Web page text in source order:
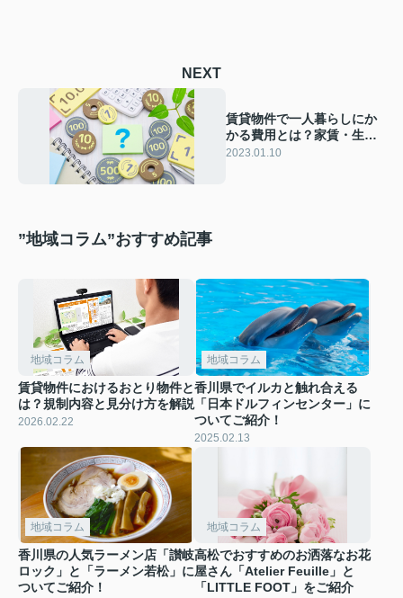
NEXT
賃貸物件で一人暮らしにか
かる費用とは？家賃・生活
費・貯金についてご紹介
2023.01.10
”地域コラム”おすすめ記事
地域コラム
賃貸物件におけるおとり物件と
は？規制内容と見分け方を解説
2026.02.22
地域コラム
香川県でイルカと触れ合える
「日本ドルフィンセンター」に
ついてご紹介！
2025.02.13
地域コラム
香川県の人気ラーメン店「讃岐
ロック」と「ラーメン若松」に
ついてご紹介！
地域コラム
高松でおすすめのお洒落なお花
屋さん「Atelier Feuille」と
「LITTLE FOOT」をご紹介